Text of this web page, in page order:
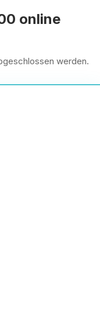
online
werden.